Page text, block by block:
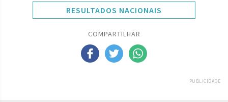
RESULTADOS NACIONAIS
COMPARTILHAR
PUBLICIDADE